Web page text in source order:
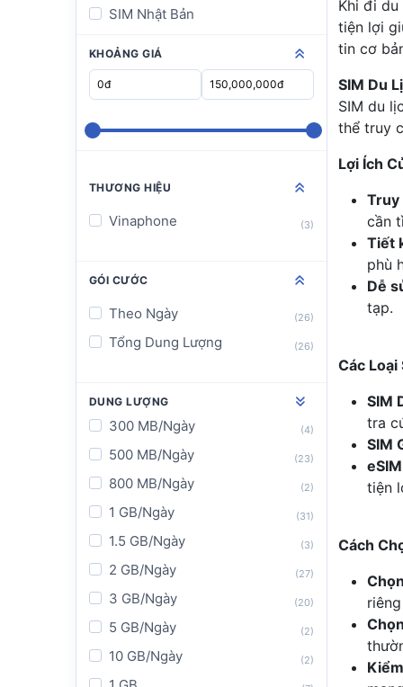
SIM Nhật Bản
SIM Châu Á
SIM Đông Nam Á
SIM World
SIM Châu Mỹ
SIM Châu Úc
SIM New Zealand
SIM Tây Ban Nha
SIM Canada
SIM Mexico
SIM Brazil
SIM Chile
SIM Ai Cập
SIM Nam Phi
SIM Châu Phi
KHOẢNG GIÁ
THƯƠNG HIỆU
Vinaphone (3)
GÓI CƯỚC
Theo Ngày (26)
Tổng Dung Lượng (26)
DUNG LƯỢNG
300 MB/Ngày (4)
500 MB/Ngày (23)
800 MB/Ngày (2)
1 GB/Ngày (31)
1.5 GB/Ngày (3)
2 GB/Ngày (27)
3 GB/Ngày (20)
5 GB/Ngày (2)
10 GB/Ngày (2)
Khi đi
tiện lợi
tin cơ
SIM Du
SIM du
thể truy
Lợi Ích
Truy
cần
Tiết
phù
Dễ
tạp.
Các Loại
SIM
tra
SIM
tiện
Cách